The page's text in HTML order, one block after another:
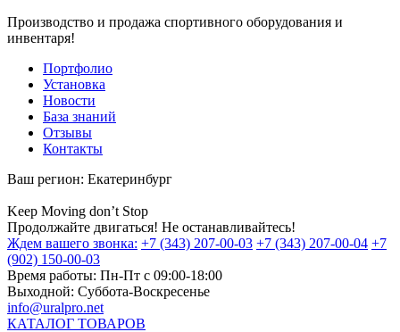
Производство и продажа спортивного оборудования и
инвентаря!
Портфолио
Установка
Новости
База знаний
Отзывы
Контакты
Ваш регион: Екатеринбург
Keep Moving don’t Stop
Продолжайте двигаться! Не останавливайтесь!
Ждем вашего звонка: +7 (343) 207-00-03 +7 (343) 207-00-04 +7
(902) 150-00-03
Время работы: Пн-Пт с 09:00-18:00
Выходной: Суббота-Воскресенье
info@uralpro.net
КАТАЛОГ ТОВАРОВ